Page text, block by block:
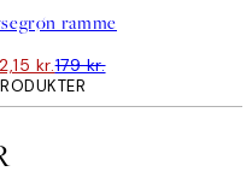
ramme
kr.179 kr.